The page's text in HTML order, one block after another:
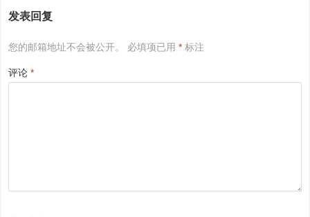
发表回复
您的邮箱地址不会被公开。 必填项已用* 标注
评论*